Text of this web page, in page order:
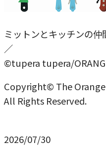
ミットンとキッチンの仲
／
©tupera tupera/
Copyright© The
All Rights Reserved.
2026/07/30